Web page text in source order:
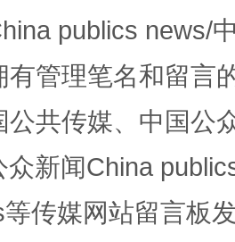
好声名
publics news/
有管理笔名和留言
公共传媒、中国公
众新闻China
传媒网站留言板